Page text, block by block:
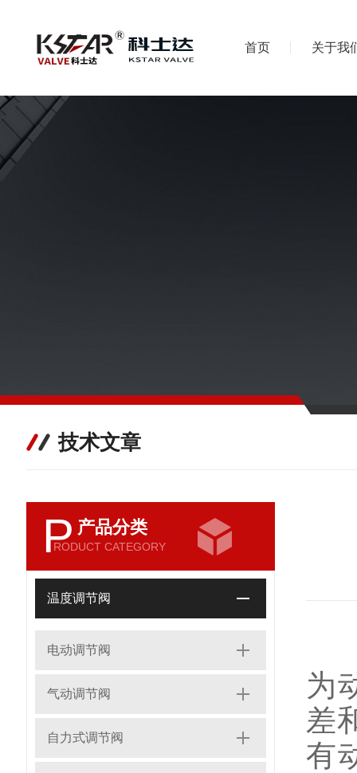
首页 关于我
技术文章
P 产品分类
RODUCT CATEGORY
温度调节阀
电动调节阀
气动调节阀
自力式调节阀
为
差
有